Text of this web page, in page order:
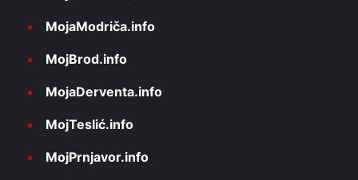
MojaModriča.info
MojBrod.info
MojaDerventa.info
MojTeslić.info
MojPrnjavor.info